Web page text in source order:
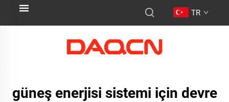
TR
güneş enerjisi sistemi için devre